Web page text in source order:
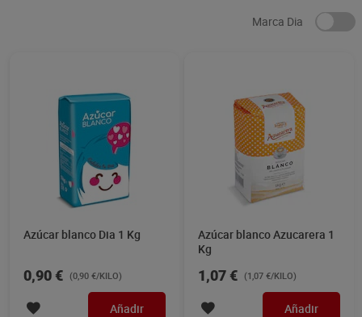
Marca Dia
Azúcar blanco Dia 1 Kg
0,90 € (0,90 €/KILO)
Añadir
Azúcar blanco Azucarera 1
Kg
1,07 € (1,07 €/KILO)
Añadir